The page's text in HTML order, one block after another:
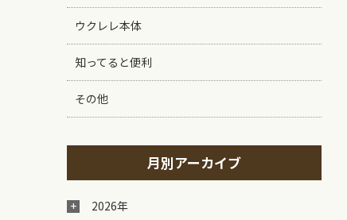
ウクレレ本体
知ってると便利
その他
月別アーカイブ
2026年